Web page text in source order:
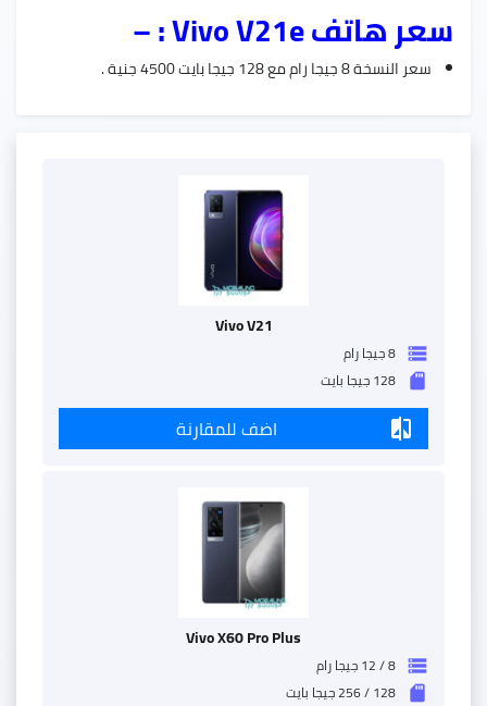
سعر هاتف Vivo V21e : –
سعر النسخة 8 جيجا رام مع 128 جيجا بايت 4500 جنية .
Vivo V21
storage 8 جيجا رام
sd_storage 128 جيجا بايت
compare اضف للمقارنة
Vivo X60 Pro Plus
storage 8 / 12 جيجا رام
sd_storage 128 / 256 جيجا بايت